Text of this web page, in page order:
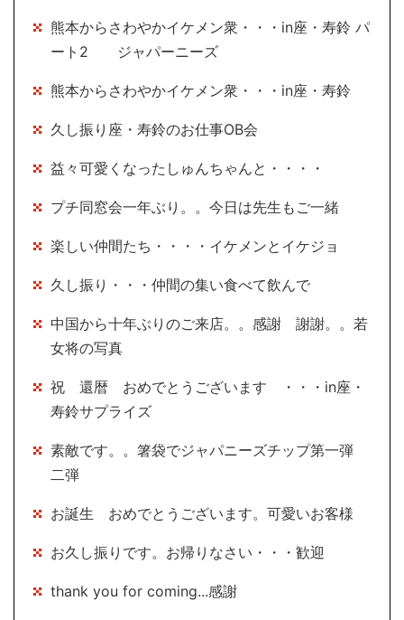
熊本からさわやかイケメン衆・・・in座・寿鈴 パ
ート2 ジャパーニーズ
熊本からさわやかイケメン衆・・・in座・寿鈴
久し振り座・寿鈴のお仕事OB会
益々可愛くなったしゅんちゃんと・・・・
プチ同窓会一年ぶり。。今日は先生もご一緒
楽しい仲間たち・・・・イケメンとイケジョ
久し振り・・・仲間の集い食べて飲んで
中国から十年ぶりのご来店。。感謝 謝謝。。若
女将の写真
祝 還暦 おめでとうございます ・・・in座・
寿鈴サプライズ
素敵です。。箸袋でジャパニーズチップ第一弾
二弾
お誕生 おめでとうございます。可愛いお客様
お久し振りです。お帰りなさい・・・歓迎
thank you for coming...感謝